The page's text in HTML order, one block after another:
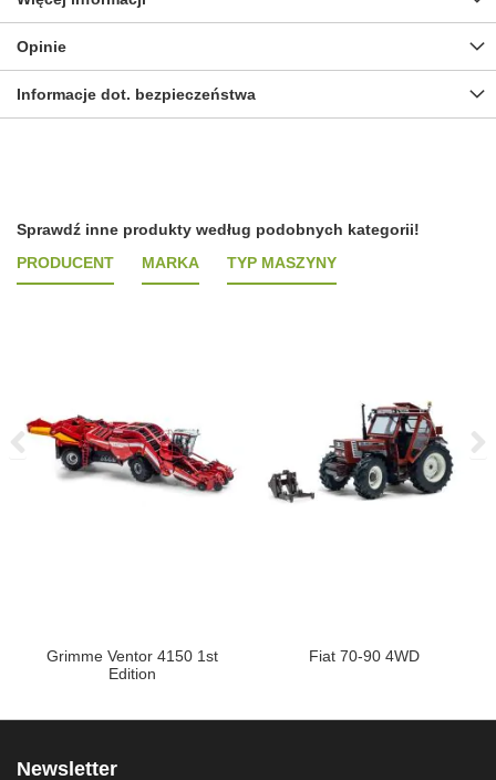
Opinie
Informacje dot. bezpieczeństwa
Sprawdź inne produkty według podobnych kategorii!
PRODUCENT
MARKA TYP MASZYNY
Grimme Ventor 4150 1st
Edition
Fiat 70-90 4WD
Newsletter